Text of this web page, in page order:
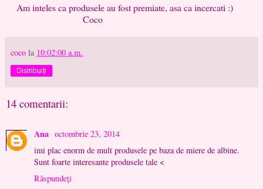
Am inteles ca produsele au fost premiate, asa ca incercati :)
Coco
coco la 10:02:00 a.m.
Distribuiți
14 comentarii:
Ana octombrie 23, 2014
imi plac enorm de mult produsele pe baza de miere de albine.
Sunt foarte interesante produsele tale <
Răspundeți